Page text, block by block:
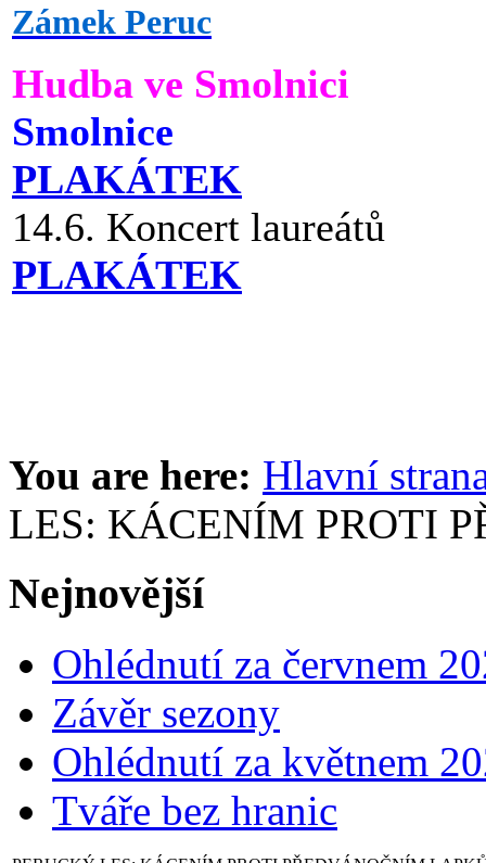
Zámek Peruc
Hudba ve Smolnici
Smolnice
PLAKÁTEK
14.6. Koncert laureátů
PLAKÁTEK
You are here: Hlavní
LES: KÁCENÍM PROTI
Nejnovější
Ohlédnutí za červnem
Závěr sezony
Ohlédnutí za květnem
Tváře bez hranic